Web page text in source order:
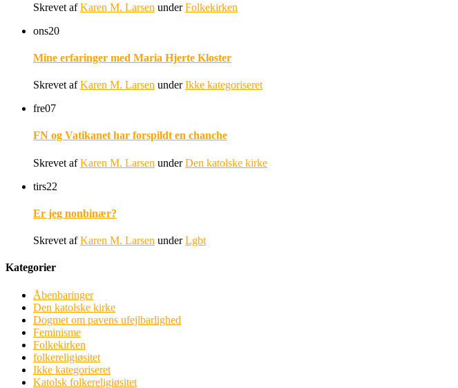
Skrevet afKaren M. Larsen underFolkekirken
ons20
Mine erfaringer med Maria Hjerte Kloster
Skrevet afKaren M. Larsen underIkke kategoriseret
fre07
FN og Vatikanet har forspildt en chanche
Skrevet afKaren M. Larsen underDen katolske kirke
tirs22
Er jeg nonbinær?
Skrevet afKaren M. Larsen underLgbt
Kategorier
Åbenbaringer
Den katolske kirke
Dogmet om pavens ufejlbarlighed
Feminisme
Folkekirken
folkereligiøsitet
Ikke kategoriseret
Katolsk folkereligiøsitet